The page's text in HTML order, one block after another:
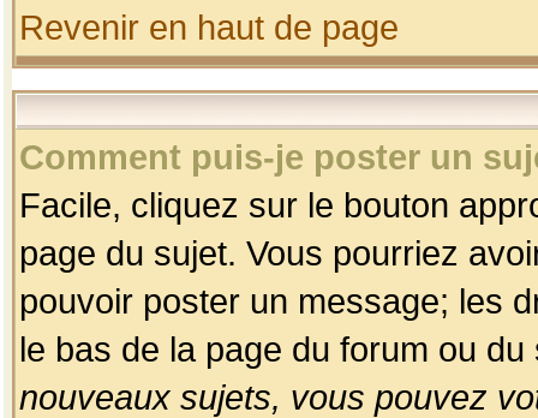
Revenir en haut de page
Comment puis-je poster un
Facile, cliquez sur le bouton
page du sujet. Vous pourriez
pouvoir poster un message; les
le bas de la page du forum ou
nouveaux sujets, vous pouvez